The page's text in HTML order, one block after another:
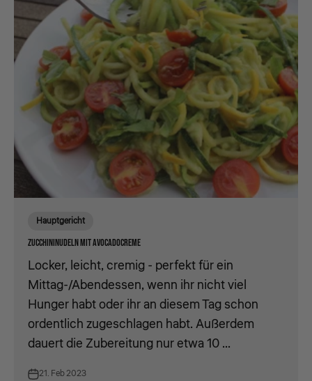
Hauptgericht
ZUCCHININUDELN MIT AVOCADOCREME
Locker, leicht, cremig - perfekt für ein
Mittag-/Abendessen, wenn ihr nicht viel
Hunger habt oder ihr an diesem Tag schon
ordentlich zugeschlagen habt. Außerdem
dauert die Zubereitung nur etwa 10 ...
21. Feb 2023